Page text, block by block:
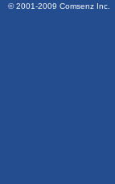
© 2001-2009 Comsenz Inc.